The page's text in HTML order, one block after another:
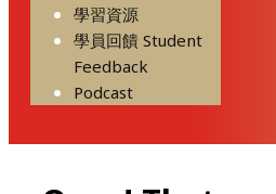
學習資源
學員回饋 Student
Feedback
Podcast